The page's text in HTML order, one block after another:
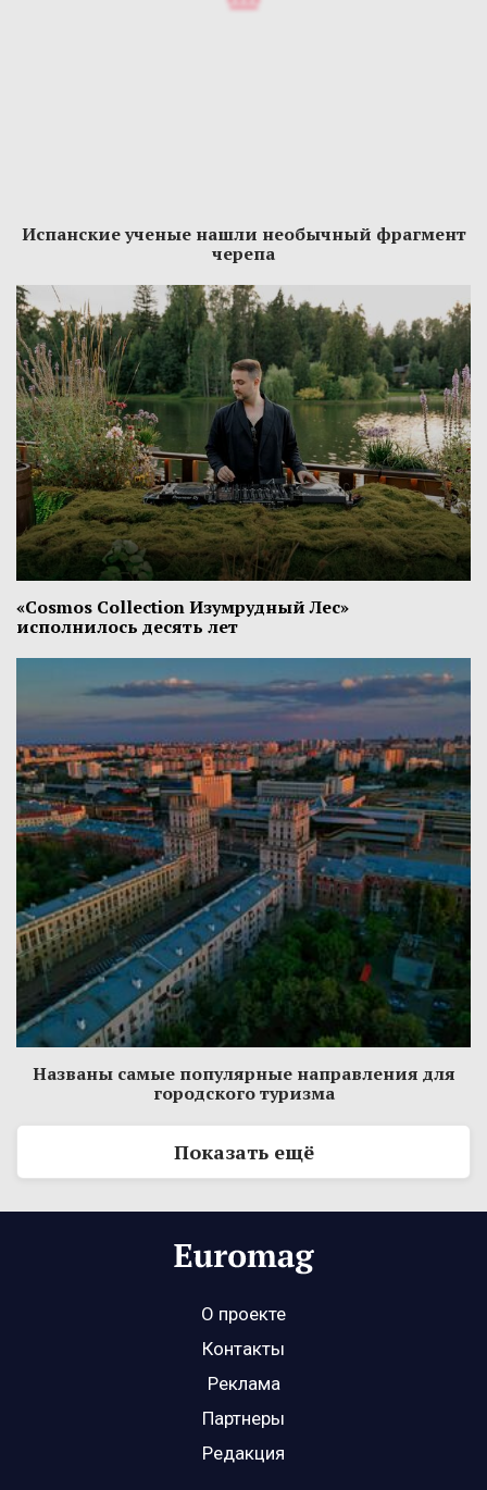
Испанские ученые нашли необычный фрагмент
черепа
«Cosmos Collection Изумрудный Лес»
исполнилось десять лет
Названы самые популярные направления для
городского туризма
Показать ещё
О проекте
Контакты
Реклама
Партнеры
Редакция